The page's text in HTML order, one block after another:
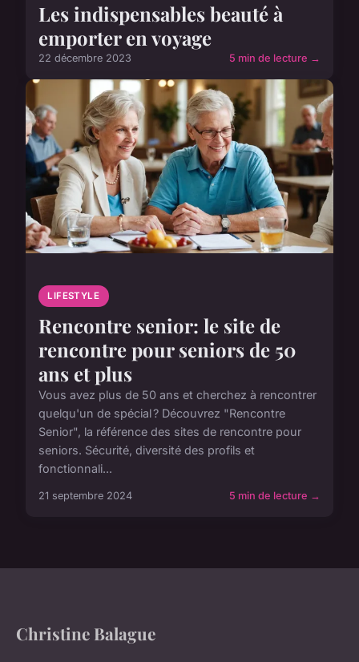
Les indispensables beauté à
emporter en voyage
22 décembre 2023 5 min de lecture →
LIFESTYLE
Rencontre senior: le site de
rencontre pour seniors de 50
ans et plus
Vous avez plus de 50 ans et cherchez à rencontrer
quelqu'un de spécial ? Découvrez "Rencontre
Senior", la référence des sites de rencontre pour
seniors. Sécurité, diversité des profils et
fonctionnali...
21 septembre 2024 5 min de lecture →
Christine Balague